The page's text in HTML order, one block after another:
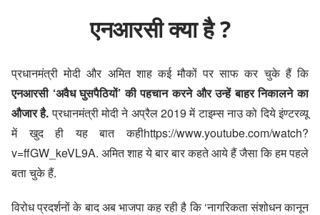
एनआरसी क्या है ?
प्रधानमंत्री मोदी और अमित शाह कई मौकों पर साफ कर चुके हैं कि
एनआरसी ‘अवैध घुसपैठियों’ की पहचान करने और उन्हें बाहर निकालने का
औजार है.प्रधानमंत्री मोदी ने अप्रैल 2019 में टाइम्स नाउ को दिये इंण्टरव्यू
में खुद ही यह बात कहीhttps://www.youtube.com/watch?
v=ffGW_keVL9A. अमित शाह ये बार बार कहते आये हैं जैसा कि हम पहले
बता चुके हैं.
विरोध प्रदर्शनों के बाद अब भाजपा कह रही है कि ‘नागरिकता संशोधन कानून